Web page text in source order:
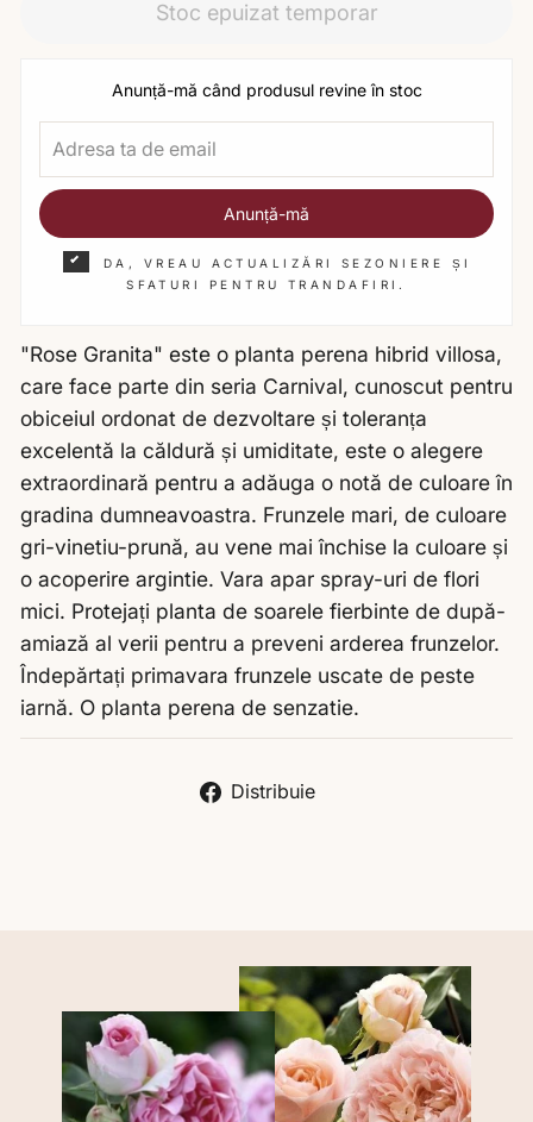
Stoc epuizat temporar
Anunță-mă când produsul revine în stoc
Anunță-mă
DA, VREAU ACTUALIZĂRI SEZONIERE ȘI
SFATURI PENTRU TRANDAFIRI.
"Rose Granita" este o planta perena hibrid villosa,
care face parte din seria Carnival, cunoscut pentru
obiceiul ordonat de dezvoltare și toleranța
excelentă la căldură și umiditate, este o alegere
extraordinară pentru a adăuga o notă de culoare în
gradina dumneavoastra. Frunzele mari, de culoare
gri-vinetiu-prună, au vene mai închise la culoare și
o acoperire argintie. Vara apar spray-uri de flori
mici. Protejați planta de soarele fierbinte de după-
amiază al verii pentru a preveni arderea frunzelor.
Îndepărtați primavara frunzele uscate de peste
iarnă. O planta perena de senzatie.
Distribuie